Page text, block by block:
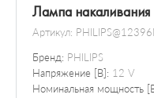
Лампа
Артикул:
Бренд: PHILIPS
Напряжение [В]: 12 V
Номинальная мощность